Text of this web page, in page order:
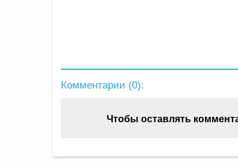
Комментарии (0):
Чтобы оставлять